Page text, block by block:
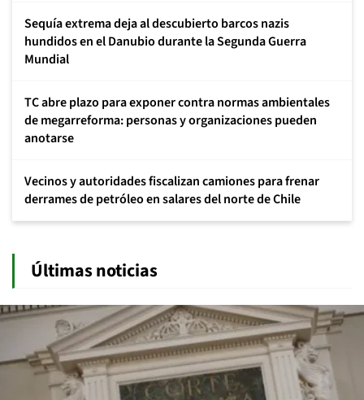
Sequía extrema deja al descubierto barcos nazis
hundidos en el Danubio durante la Segunda Guerra
Mundial
TC abre plazo para exponer contra normas ambientales
de megarreforma: personas y organizaciones pueden
anotarse
Vecinos y autoridades fiscalizan camiones para frenar
derrames de petróleo en salares del norte de Chile
Últimas noticias